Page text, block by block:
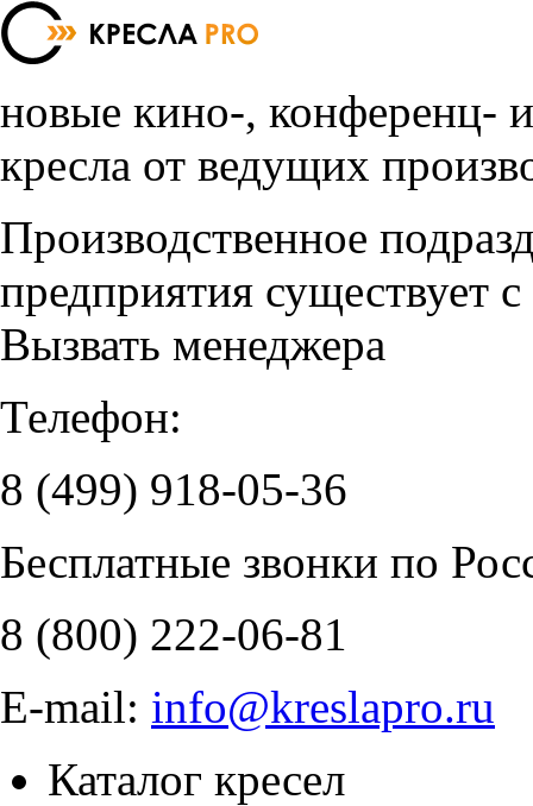
новые кино-, конференц-
кресла от ведущих
Производственное
предприятия существует
Вызвать менеджера
Телефон:
8 (499) 918-05-36
Бесплатные звонки по
8 (800) 222-06-81
E-mail: info@kreslapro.ru
Каталог кресел